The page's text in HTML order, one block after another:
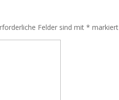
Felder sind mit* markiert